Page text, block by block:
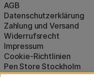
AGB
Datenschutzerklärung
Zahlung und Versand
Widerrufsrecht
Impressum
Cookie-Richtlinien
Pen Store Stockholm